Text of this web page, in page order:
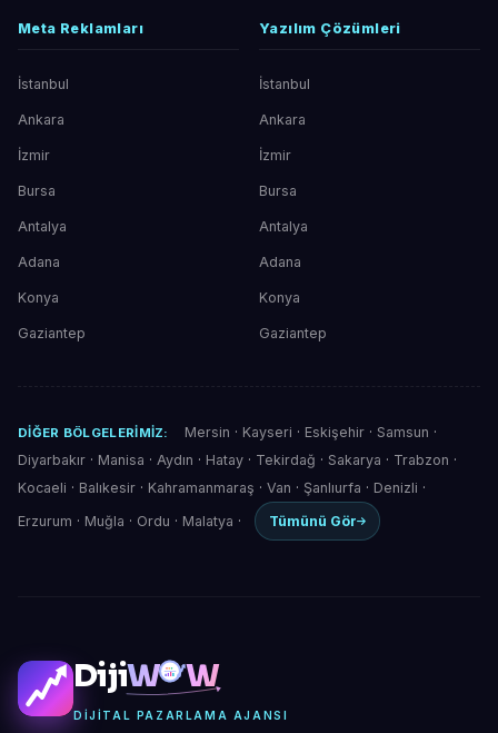
Meta Reklamları
İstanbul
Ankara
İzmir
Bursa
Antalya
Adana
Konya
Gaziantep
Yazılım Çözümleri
İstanbul
Ankara
İzmir
Bursa
Antalya
Adana
Konya
Gaziantep
DIĞER BÖLGELERIMIZ: Mersin · Kayseri · Eskişehir· Samsun ·
Diyarbakır · Manisa · Aydın · Hatay · Tekirdağ · Sakarya · Trabzon ·
Kocaeli · Balıkesir · Kahramanmaraş · Van · Şanlıurfa · Denizli ·
Erzurum · Muğla · Ordu · Malatya · Tümünü Gör
DijiW W
DIJITAL PAZARLAMA AJANSI